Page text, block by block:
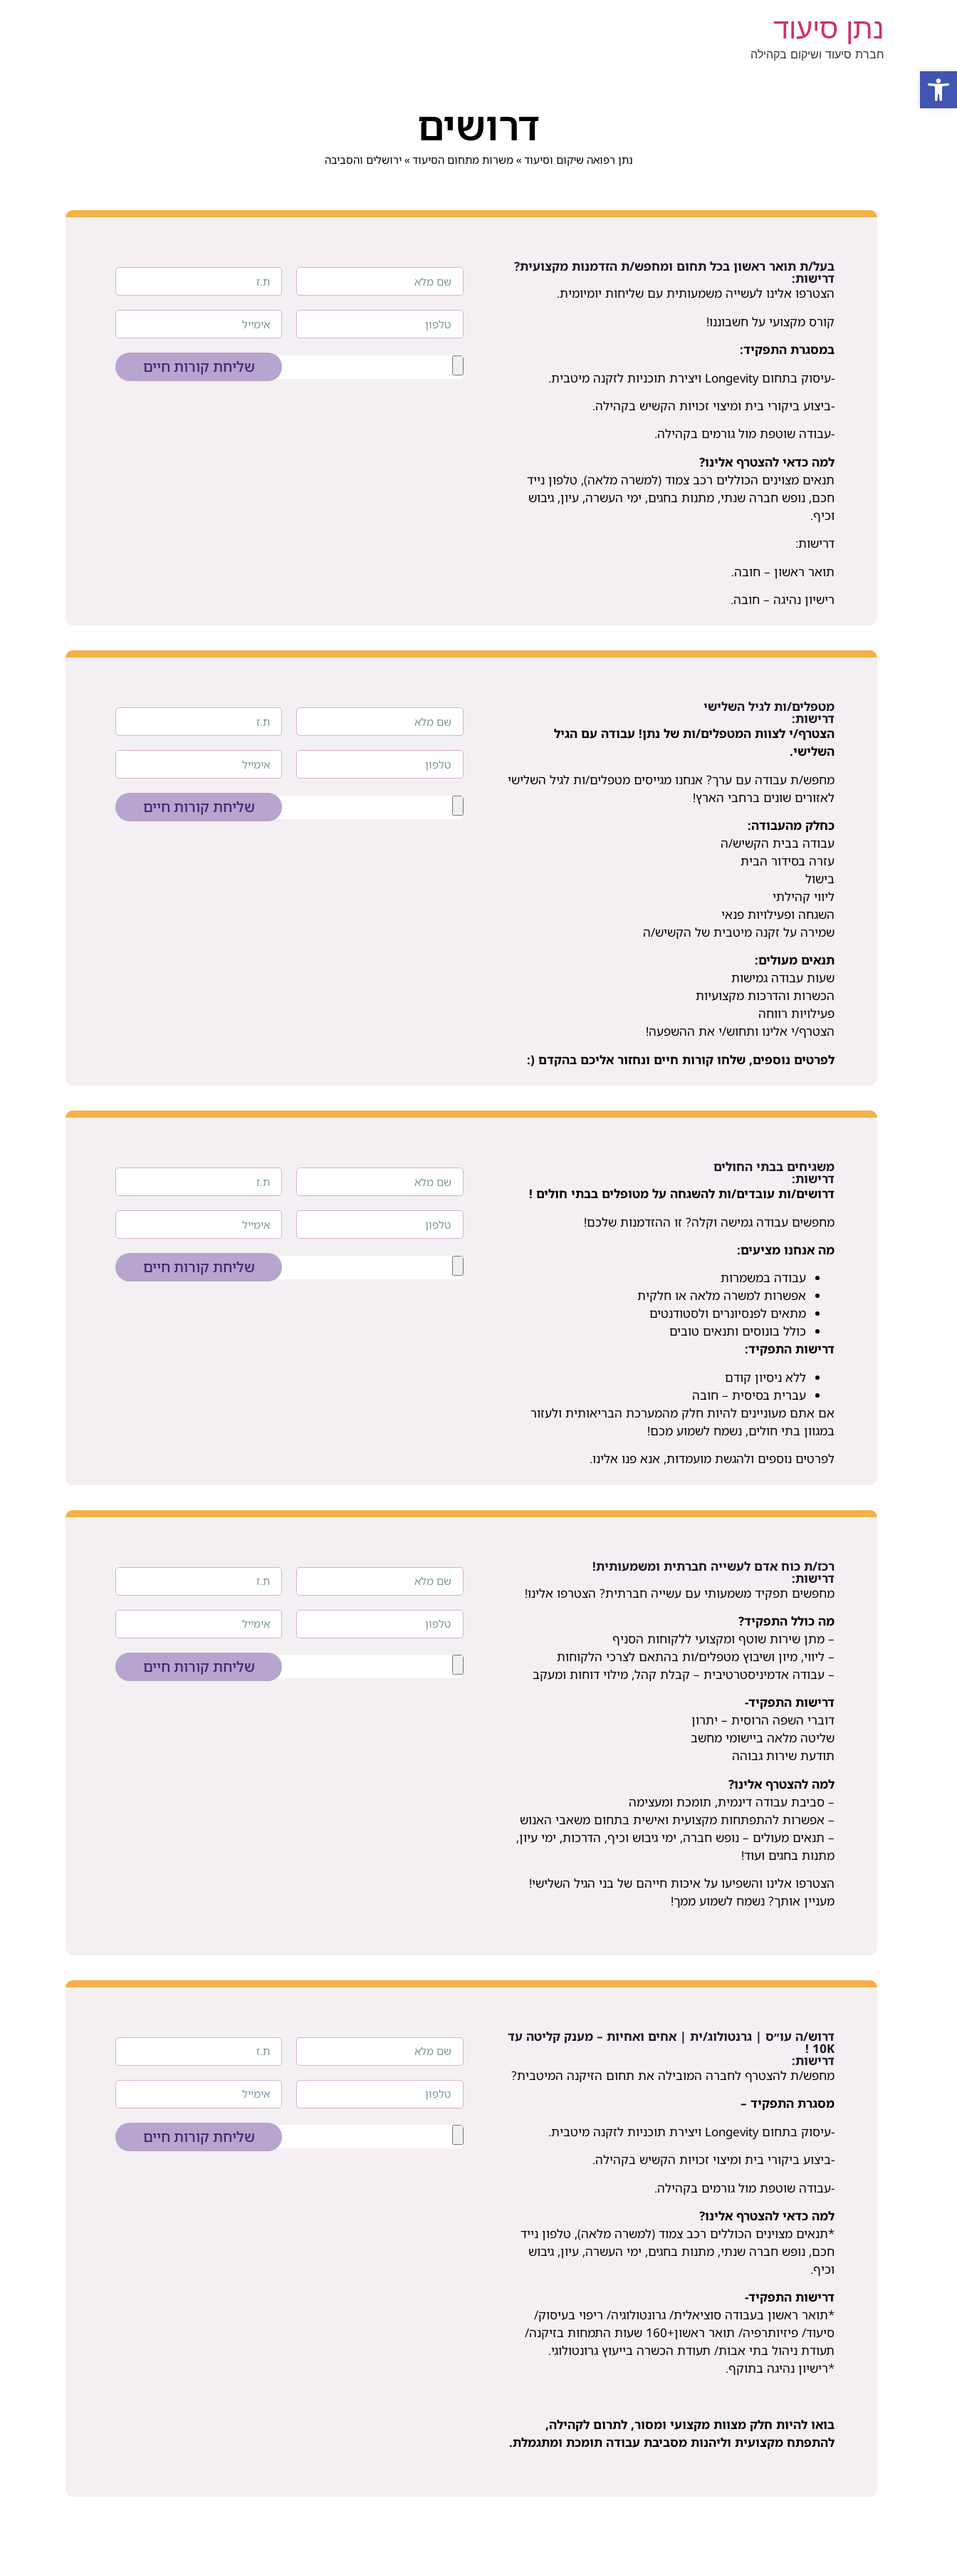
פתח סרגל נגישות
נתן סיעוד
חברת סיעוד ושיקום בקהילה
דרושים
נתן רפואה שיקום וסיעוד »משרות מתחום הסיעוד »ירושלים והסביבה
בעל/ת תואר ראשון בכל תחום ומחפש/ת הזדמנות מקצועית?
דרישות:
הצטרפו אלינו לעשייה משמעותית עם שליחות יומיומית.
קורס מקצועי על חשבוננו!
במסגרת התפקיד:
-עיסוק בתחום Longevity ויצירת תוכניות לזקנה מיטבית.
-ביצוע ביקורי בית ומיצוי זכויות הקשיש בקהילה.
-עבודה שוטפת מול גורמים בקהילה.
למה כדאי להצטרף אלינו?
תנאים מצוינים הכוללים רכב צמוד (למשרה מלאה), טלפון נייד
חכם, נופש חברה שנתי, מתנות בחגים, ימי העשרה, עיון, גיבוש
וכיף.
דרישות:
תואר ראשון – חובה.
רישיון נהיגה – חובה.
שליחת קורות חיים
מטפלים/ות לגיל השלישי
דרישות:
הצטרף/י לצוות המטפלים/ות של נתן! עבודה עם הגיל
השלישי.
מחפש/ת עבודה עם ערך? אנחנו מגייסים מטפלים/ות לגיל השלישי
לאזורים שונים ברחבי הארץ!
כחלק מהעבודה:
עבודה בבית הקשיש/ה
עזרה בסידור הבית
בישול
ליווי קהילתי
השגחה ופעילויות פנאי
שמירה על זקנה מיטבית של הקשיש/ה
תנאים מעולים:
שעות עבודה גמישות
הכשרות והדרכות מקצועיות
פעילויות רווחה
הצטרף/י אלינו ותחוש/י את ההשפעה!
לפרטים נוספים, שלחו קורות חיים ונחזור אליכם בהקדם (:
שליחת קורות חיים
משגיחים בבתי החולים
דרישות:
דרושים/ות עובדים/ות להשגחה על מטופלים בבתי חולים !
מחפשים עבודה גמישה וקלה? זו ההזדמנות שלכם!
מה אנחנו מציעים:
עבודה במשמרות
אפשרות למשרה מלאה או חלקית
מתאים לפנסיונרים ולסטודנטים
כולל בונוסים ותנאים טובים
דרישות התפקיד:
ללא ניסיון קודם
עברית בסיסית – חובה
אם אתם מעוניינים להיות חלק מהמערכת הבריאותית ולעזור
במגוון בתי חולים, נשמח לשמוע מכם!
לפרטים נוספים ולהגשת מועמדות, אנא פנו אלינו.
שליחת קורות חיים
רכז/ת כוח אדם לעשייה חברתית ומשמעותית!
דרישות:
מחפשים תפקיד משמעותי עם עשייה חברתית? הצטרפו אלינו!
מה כולל התפקיד?
– מתן שירות שוטף ומקצועי ללקוחות הסניף
– ליווי, מיון ושיבוץ מטפלים/ות בהתאם לצרכי הלקוחות
– עבודה אדמיניסטרטיבית – קבלת קהל, מילוי דוחות ומעקב
דרישות התפקיד-
דוברי השפה הרוסית – יתרון
שליטה מלאה ביישומי מחשב
תודעת שירות גבוהה
למה להצטרף אלינו?
– סביבת עבודה דינמית, תומכת ומעצימה
– אפשרות להתפתחות מקצועית ואישית בתחום משאבי האנוש
– תנאים מעולים – נופש חברה, ימי גיבוש וכיף, הדרכות, ימי עיון,
מתנות בחגים ועוד!
הצטרפו אלינו והשפיעו על איכות חייהם של בני הגיל השלישי!
מעניין אותך? נשמח לשמוע ממך!
שליחת קורות חיים
דרוש/ה עו״ס | גרנטולוג/ית | אחים ואחיות – מענק קליטה עד
10K !
דרישות:
מחפש/ת להצטרף לחברה המובילה את תחום הזיקנה המיטבית?
מסגרת התפקיד –
-עיסוק בתחום Longevity ויצירת תוכניות לזקנה מיטבית.
-ביצוע ביקורי בית ומיצוי זכויות הקשיש בקהילה.
-עבודה שוטפת מול גורמים בקהילה.
למה כדאי להצטרף אלינו?
*תנאים מצוינים הכוללים רכב צמוד (למשרה מלאה), טלפון נייד
חכם, נופש חברה שנתי, מתנות בחגים, ימי העשרה, עיון, גיבוש
וכיף.
דרישות התפקיד-
*תואר ראשון בעבודה סוציאלית/ גרונטולוגיה/ ריפוי בעיסוק/
סיעוד/ פיזיותרפיה/ תואר ראשון+160 שעות התמחות בזיקנה/
תעודת ניהול בתי אבות/ תעודת הכשרה בייעוץ גרונטולוגי.
*רישיון נהיגה בתוקף.
בואו להיות חלק מצוות מקצועי ומסור, לתרום לקהילה,
להתפתח מקצועית וליהנות מסביבת עבודה תומכת ומתגמלת.
שליחת קורות חיים